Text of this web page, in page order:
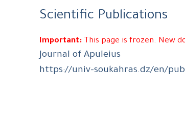
Scientific Publications
Important: This page is frozen. New
Journal of Apuleius
https://univ-soukahras.dz/en/